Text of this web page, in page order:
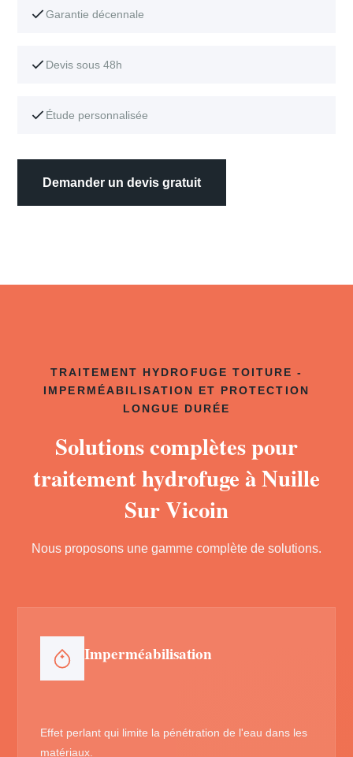
Garantie décennale
Devis sous 48h
Étude personnalisée
Demander un devis gratuit
TRAITEMENT HYDROFUGE TOITURE -
IMPERMÉABILISATION ET PROTECTION
LONGUE DURÉE
Solutions complètes pour
traitement hydrofuge à Nuille
Sur Vicoin
Nous proposons une gamme complète de solutions.
Imperméabilisation
Effet perlant qui limite la pénétration de l'eau dans les
matériaux.